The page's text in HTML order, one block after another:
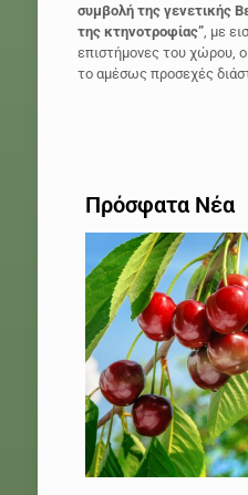
συμβολή της γενετικής
της κτηνοτροφίας”, με
επιστήμονες του χώρου,
το αμέσως προσεχές
Πρόσφατα Νέα